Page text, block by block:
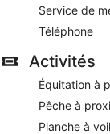
Service de
Téléphone
Activités
Équitation à
Pêche à
Planche à